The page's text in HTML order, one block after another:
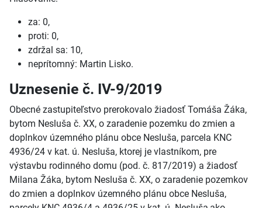
za: 0,
proti: 0,
zdržal sa: 10,
neprítomný: Martin Lisko.
Uznesenie č. IV-9/2019
Obecné zastupiteľstvo prerokovalo žiadosť Tomáša Žáka,
bytom Nesluša č. XX, o zaradenie pozemku do zmien a
doplnkov územného plánu obce Nesluša, parcela KNC
4936/24 v kat. ú. Nesluša, ktorej je vlastníkom, pre
výstavbu rodinného domu (pod. č. 817/2019) a žiadosť
Milana Žáka, bytom Nesluša č. XX, o zaradenie pozemkov
do zmien a doplnkov územného plánu obce Nesluša,